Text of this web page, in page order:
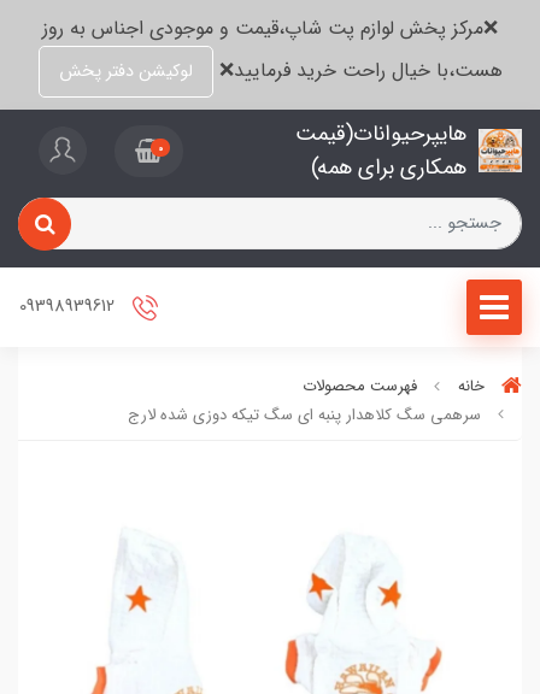
❌مرکز پخش لوازم پت شاپ،قیمت و موجودی اجناس به روز
هست،با خیال راحت خرید فرمایید❌
لوکیشن دفتر پخش
هایپرحیوانات(قیمت
همکاری برای همه)
0
خانه
فهرست محصولات
سرهمی سگ کلاهدار پنبه ای سگ تیکه دوزی شده لارج